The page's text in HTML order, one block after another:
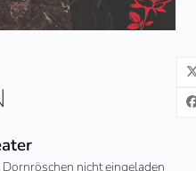
nicht eingeladen